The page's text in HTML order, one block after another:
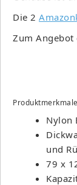
Die 2
Zum Angebot
Produktmerkmale
Nylon
und
79 x